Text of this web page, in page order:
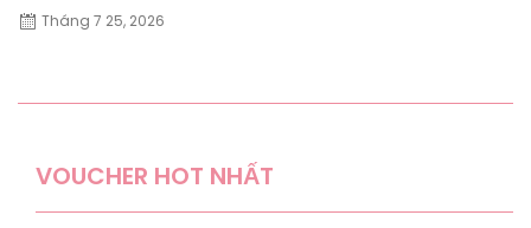
Tháng 7 25, 2026
VOUCHER HOT NHẤT